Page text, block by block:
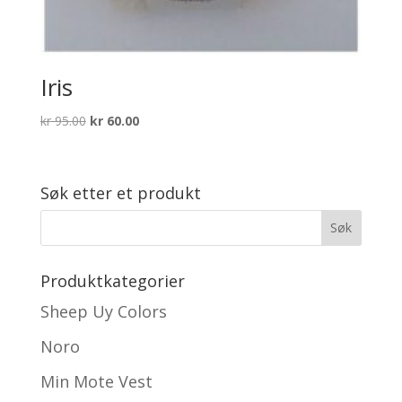
Iris
kr95.00 Opprinnelig
kr60.00Nåværende
Søk etter et produkt
Produktkategorier
Sheep Uy Colors
Noro
Min Mote Vest